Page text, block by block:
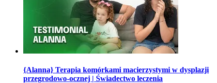
{Alanna} Terapia komórkami macierzystymi w dysplazji
przegrodowo-ocznej | Świadectwo leczenia